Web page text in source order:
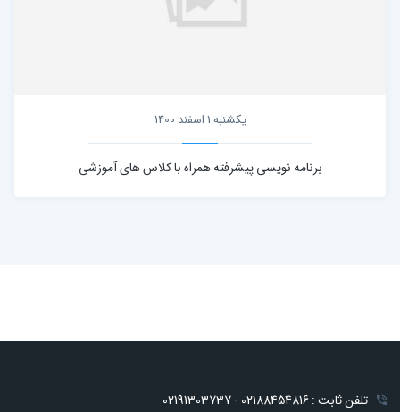
یکشنبه 1 اسفند 1400
برنامه نویسی پیشرفته همراه با کلاس های آموزشی
تلفن ثابت : 02188454816 - 02191303737